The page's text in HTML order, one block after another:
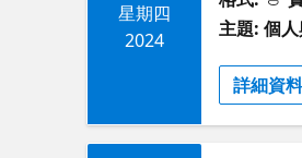
星期四
2024
de
No ser
主題: 個
詳細資